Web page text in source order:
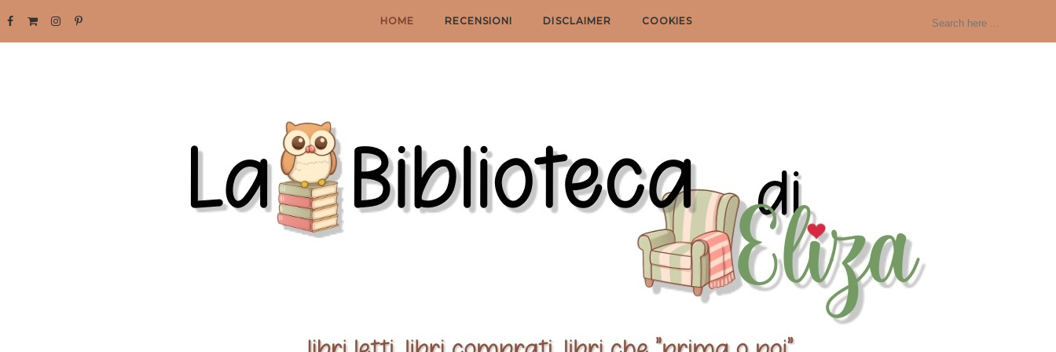
HOME RECENSIONI DISCLAIMER COOKIES